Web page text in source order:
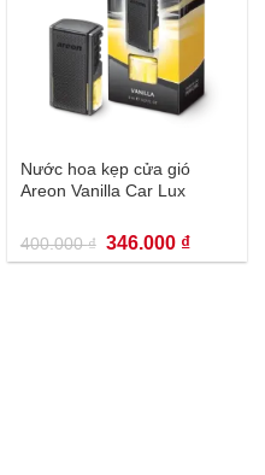
Nước hoa kẹp cửa gió
Areon Vanilla Car Lux
400.000₫ Giá
gốc
là:
346.000 ₫Giá
hiện
tại